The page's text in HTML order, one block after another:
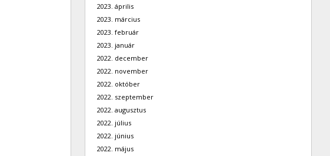
2023. április
2023. március
2023. február
2023. január
2022. december
2022. november
2022. október
2022. szeptember
2022. augusztus
2022. július
2022. június
2022. május